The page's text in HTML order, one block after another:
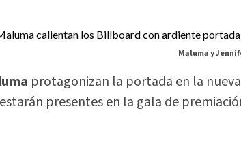
Maluma y
protagonizan la portada en la
presentes en la gala de